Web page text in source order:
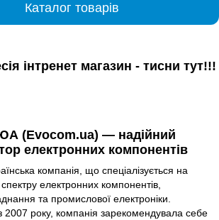
Каталог товарів
інтренет магазин - тисни тут!!!
(Evocom.ua) — надійний
електронних компонентів
компанія, що спеціалізується на
електронних компонентів,
та промислової електроніки.
року, компанія зарекомендувала себе